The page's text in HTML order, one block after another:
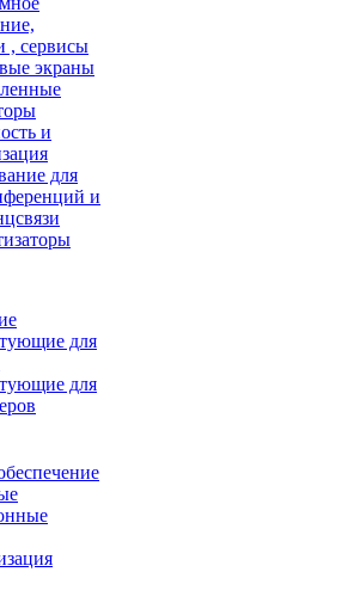
, сервисы
экраны
и
для
и
для
для